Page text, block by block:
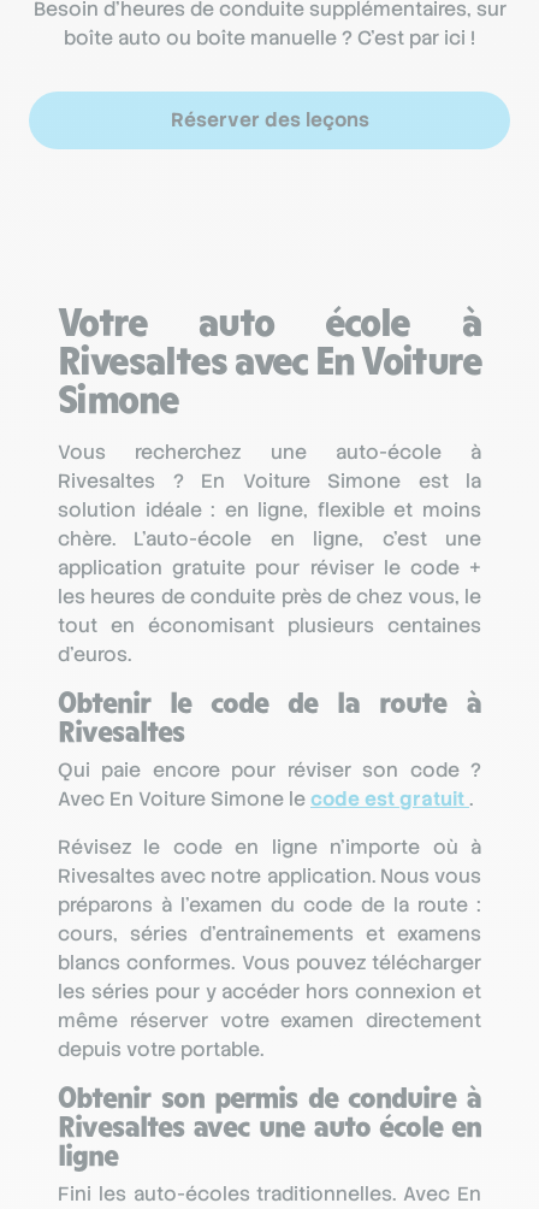
Besoin d’heures de conduite supplémentaires, sur
boîte auto ou boîte manuelle ? C’est par ici !
Réserver des leçons
Votre auto école à
Rivesaltes avec En Voiture
Simone
Vous recherchez une auto-école à
Rivesaltes ? En Voiture Simone est la
solution idéale : en ligne, flexible et moins
chère. L’auto-école en ligne, c’est une
application gratuite pour réviser le code +
les heures de conduite près de chez vous, le
tout en économisant plusieurs centaines
d’euros.
Obtenir le code de la route à
Rivesaltes
Qui paie encore pour réviser son code ?
Avec En Voiture Simone lecode est gratuit.
Révisez le code en ligne n’importe où à
Rivesaltes avec notre application. Nous vous
préparons à l’examen du code de la route :
cours, séries d'entraînements et examens
blancs conformes. Vous pouvez télécharger
les séries pour y accéder hors connexion et
même réserver votre examen directement
depuis votre portable.
Obtenir son permis de conduire à
Rivesaltes avec une auto école en
ligne
Fini les auto-écoles traditionnelles. Avec En